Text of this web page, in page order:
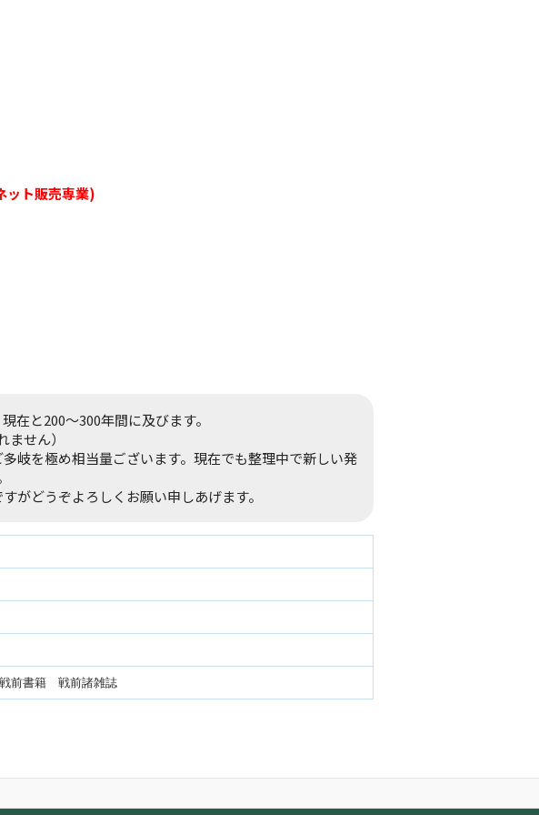
ット販売専業)
在と200～300年間に及びます。
せん）
岐を極め相当量ございます。現在でも整理中で新しい発
がどうぞよろしくお願い申しあげます。
前書籍 戦前諸雑誌